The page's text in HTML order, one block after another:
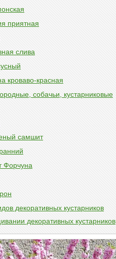
приятная
слива
кроваво-красная
собачьи, кустарниковые
самшит
Форчуна
декоративных кустарников
декоративных кустарников